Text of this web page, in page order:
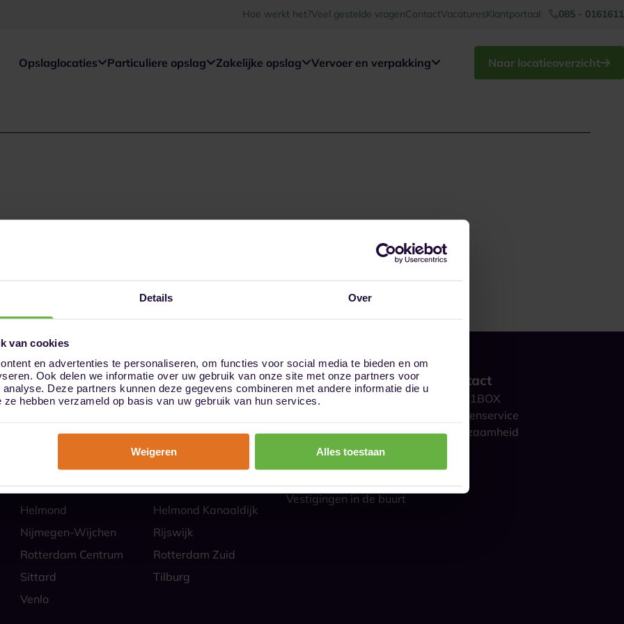
Details Over
van cookies
en advertenties te personaliseren, om functies voor social media te bieden en om
Ook delen we informatie over uw gebruik van onze site met onze partners voor
Deze partners kunnen deze gegevens combineren met andere informatie die u
hebben verzameld op basis van uw gebruik van hun services.
Weigeren Alles toestaan
Hoe werkt het?Veel gestelde vragenContactVacaturesKlantportaal 085 - 0161611
Opslaglocaties Particuliere opslag Zakelijke opslag Vervoer en verpakking Naar locatieoverzicht
Almere
Alphen aan den Rijn
Eindhoven Best
Helmond
Helmond Kanaaldijk
Nijmegen-Wijchen
Rijswijk
Rotterdam Centrum
Rotterdam Zuid
Sittard
Tilburg
Venlo
Hoe werkt het?
Veilige opslag
Particulieren
Zakelijk
Vestigingen in de buurt
Contact
Over 1BOX
Klantenservice
Duurzaamheid